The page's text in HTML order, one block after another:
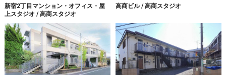
新宿2丁目マンション・オフィス・屋
上スタジオ / 高商スタジオ
高商ビル / 高商スタジオ